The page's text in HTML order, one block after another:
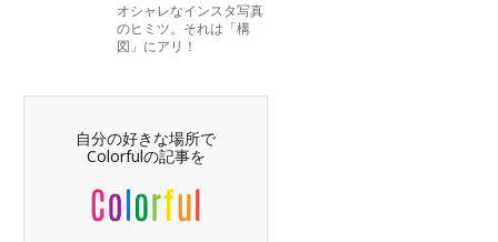
オシャレなインスタ写真
のヒミツ。それは「構
図」にアリ！
自分の好きな場所で
Colorfulの記事を